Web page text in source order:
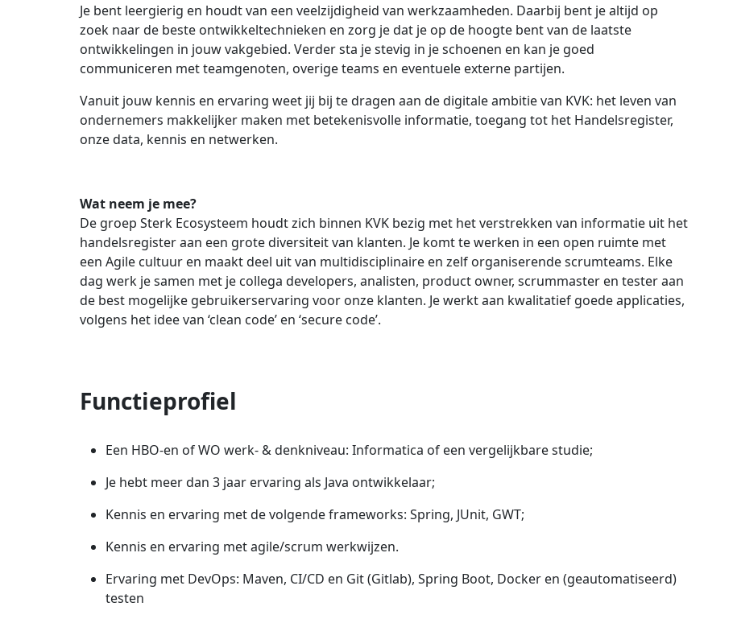
Je bent leergierig en houdt van een veelzijdigheid van werkzaamheden. Daarbij bent je altijd op
zoek naar de beste ontwikkeltechnieken en zorg je dat je op de hoogte bent van de laatste
ontwikkelingen in jouw vakgebied. Verder sta je stevig in je schoenen en kan je goed
communiceren met teamgenoten, overige teams en eventuele externe partijen.
Vanuit jouw kennis en ervaring weet jij bij te dragen aan de digitale ambitie van KVK: het leven van
ondernemers makkelijker maken met betekenisvolle informatie, toegang tot het Handelsregister,
onze data, kennis en netwerken.
Wat neem je mee?
De groep Sterk Ecosysteem houdt zich binnen KVK bezig met het verstrekken van informatie uit het
handelsregister aan een grote diversiteit van klanten. Je komt te werken in een open ruimte met
een Agile cultuur en maakt deel uit van multidisciplinaire en zelf organiserende scrumteams. Elke
dag werk je samen met je collega developers, analisten, product owner, scrummaster en tester aan
de best mogelijke gebruikerservaring voor onze klanten. Je werkt aan kwalitatief goede applicaties,
volgens het idee van ‘clean code’ en ‘secure code’.
Functieprofiel
Een HBO-en of WO werk- & denkniveau: Informatica of een vergelijkbare studie;
Je hebt meer dan 3 jaar ervaring als Java ontwikkelaar;
Kennis en ervaring met de volgende frameworks: Spring, JUnit, GWT;
Kennis en ervaring met agile/scrum werkwijzen.
Ervaring met DevOps: Maven, CI/CD en Git (Gitlab), Spring Boot, Docker en (geautomatiseerd)
testen